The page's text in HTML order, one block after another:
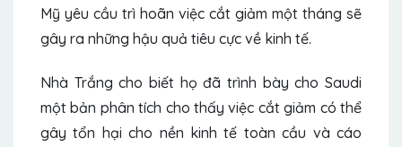
Mỹ yêu cầu trì hoãn việc cắt giảm một tháng sẽ
gây ra những hậu quả tiêu cực về kinh tế.
Nhà Trắng cho biết họ đã trình bày cho Saudi
một bản phân tích cho thấy việc cắt giảm có thể
gây tổn hại cho nền kinh tế toàn cầu và cáo